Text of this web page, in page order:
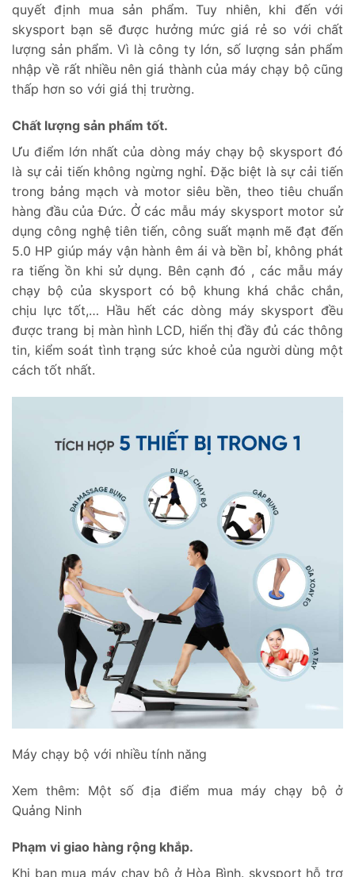
quyết định mua sản phẩm. Tuy nhiên, khi đến với
skysport bạn sẽ được hưởng mức giá rẻ so với chất
lượng sản phẩm. Vì là công ty lớn, số lượng sản phẩm
nhập về rất nhiều nên giá thành của máy chạy bộ cũng
thấp hơn so với giá thị trường.
Chất lượng sản phẩm tốt.
Ưu điểm lớn nhất của dòng máy chạy bộ skysport đó
là sự cải tiến không ngừng nghỉ. Đặc biệt là sự cải tiến
trong bảng mạch và motor siêu bền, theo tiêu chuẩn
hàng đầu của Đức. Ở các mẫu máy skysport motor sử
dụng công nghệ tiên tiến, công suất mạnh mẽ đạt đến
5.0 HP giúp máy vận hành êm ái và bền bỉ, không phát
ra tiếng ồn khi sử dụng. Bên cạnh đó , các mẫu máy
chạy bộ của skysport có bộ khung khá chắc chắn,
chịu lực tốt,… Hầu hết các dòng máy skysport đều
được trang bị màn hình LCD, hiển thị đầy đủ các thông
tin, kiểm soát tình trạng sức khoẻ của người dùng một
cách tốt nhất.
Máy chạy bộ với nhiều tính năng
Xem thêm: Một số địa điểm mua máy chạy bộ ở
Quảng Ninh
Phạm vi giao hàng rộng khắp.
Khi bạn mua máy chạy bộ ở Hòa Bình. skysport hỗ trợ